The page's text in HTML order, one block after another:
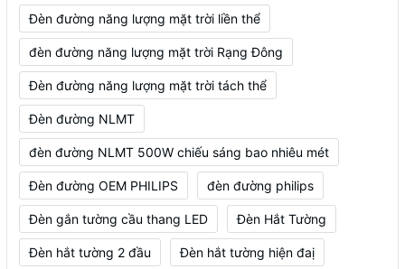
Đèn đường năng lượng mặt trời liền thể
đèn đường năng lượng mặt trời Rạng Đông
Đèn đường năng lượng mặt trời tách thể
Đèn đường NLMT
đèn đường NLMT 500W chiếu sáng bao nhiêu mét
Đèn đường OEM PHILIPS đèn đường philips
Đèn gắn tường cầu thang LED Đèn Hắt Tường
Đèn hắt tường 2 đầu Đèn hắt tường hiện đaị